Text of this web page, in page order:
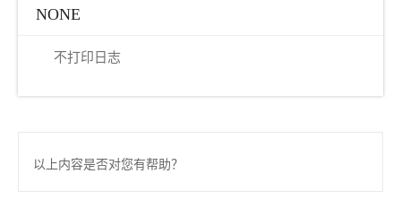
NONE
不打印日志
以上内容是否对您有帮助？